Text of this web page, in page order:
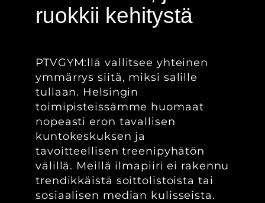
ruokkii kehitystä
PTVGYM:llä vallitsee yhteinen
ymmärrys siitä, miksi salille
tullaan. Helsingin
toimipisteissämme huomaat
nopeasti eron tavallisen
kuntokeskuksen ja
tavoitteellisen treenipyhätön
välillä. Meillä ilmapiiri ei rakennu
trendikkäistä soittolistoista tai
sosiaalisen median kulisseista.